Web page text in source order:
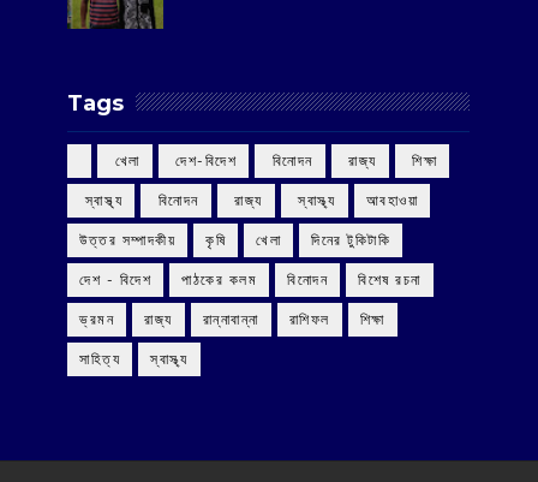
Tags
‌ খেলা ‌ দেশ-বিদেশ ‌ বিনোদন ‌ রাজ্য ‌ শিক্ষা
‌ স্বাস্থ্য ‌ বিনোদন ‌ রাজ্য ‌ স্বাস্থ্য আবহাওয়া
উত্তর সম্পাদকীয় কৃষি খেলা দিনের টুকিটাকি
দেশ - বিদেশ পাঠকের কলম বিনোদন বিশেষ রচনা
ভ্রমন রাজ্য রান্নাবান্না রাশিফল শিক্ষা
সাহিত্য স্বাস্থ্য